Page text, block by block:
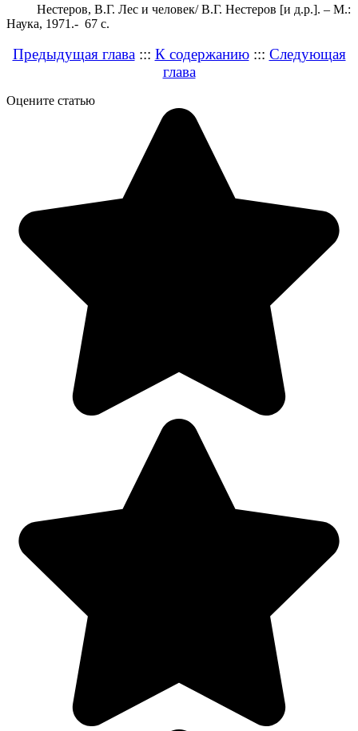
Нестеров, В.Г. Лес и человек/ В.Г. Нестеров [и д.р.]. – М.:
Наука, 1971.- 67 с.
Предыдущая глава::: К содержанию::: Следующая
глава
Оцените статью